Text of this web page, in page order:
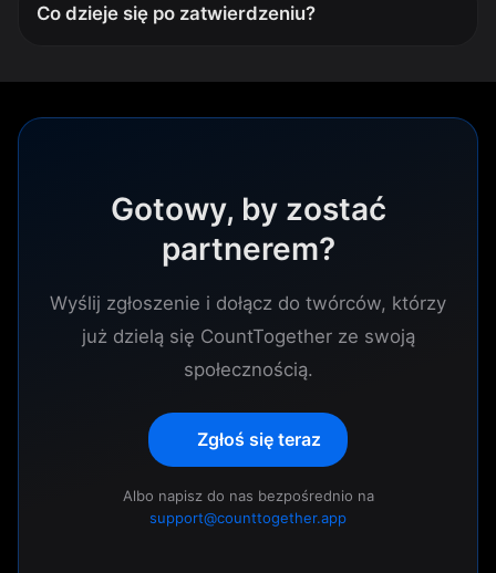
Co dzieje się po zatwierdzeniu?
Gotowy, by zostać
partnerem?
Wyślij zgłoszenie i dołącz do twórców, którzy
już dzielą się CountTogether ze swoją
społecznością.
Zgłoś się teraz
Albo napisz do nas bezpośrednio na
support@counttogether.app